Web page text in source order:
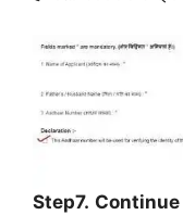
Step7. Continue